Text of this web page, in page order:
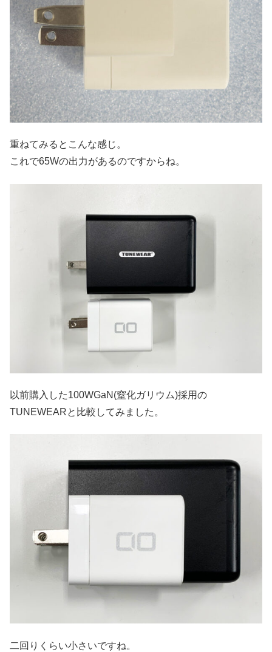
重ねてみるとこんな感じ。
これで65Wの出力があるのですからね。
以前購入した100WGaN(窒化ガリウム)採用の
TUNEWEARと比較してみました。
二回りくらい小さいですね。